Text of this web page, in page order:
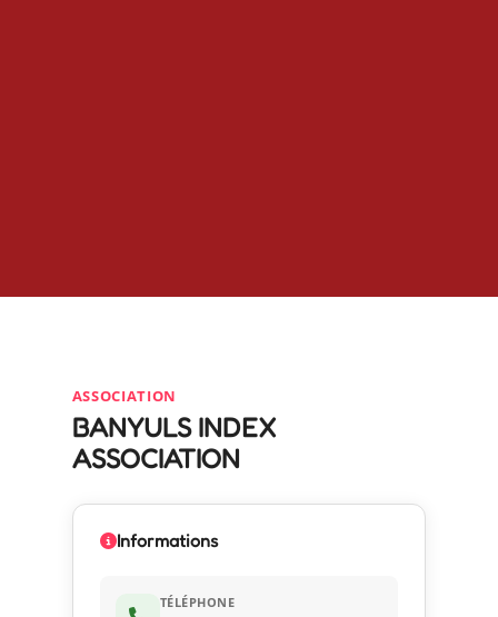
ASSOCIATION
BANYULS INDEX
ASSOCIATION
Informations
TÉLÉPHONE